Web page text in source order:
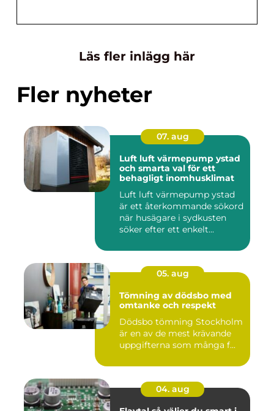
Läs fler inlägg här
Fler nyheter
07. aug
Luft luft värmepump ystad
och smarta val för ett
behagligt inomhusklimat
Luft luft värmepump ystad
är ett återkommande sökord
när husägare i sydkusten
söker efter ett enkelt...
05. aug
Tömning av dödsbo med
omtanke och respekt
Dödsbo tömning Stockholm
är en av de mest krävande
uppgifterna som många f...
04. aug